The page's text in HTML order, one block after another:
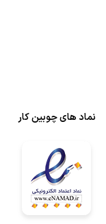
نماد های چوبین کار